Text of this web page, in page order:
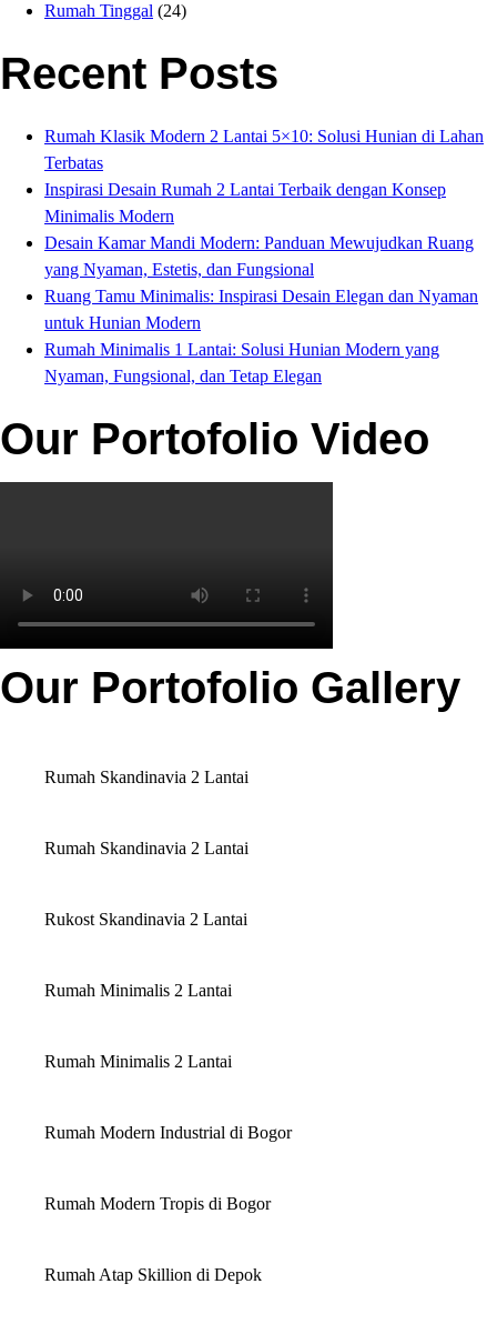
Rumah Tinggal (24)
Recent Posts
Rumah Klasik Modern 2 Lantai 5×10: Solusi Hunian di Lahan
Terbatas
Inspirasi Desain Rumah 2 Lantai Terbaik dengan Konsep
Minimalis Modern
Desain Kamar Mandi Modern: Panduan Mewujudkan Ruang
yang Nyaman, Estetis, dan Fungsional
Ruang Tamu Minimalis: Inspirasi Desain Elegan dan Nyaman
untuk Hunian Modern
Rumah Minimalis 1 Lantai: Solusi Hunian Modern yang
Nyaman, Fungsional, dan Tetap Elegan
Our Portofolio Video
Our Portofolio Gallery
Rumah Skandinavia 2 Lantai
Rumah Skandinavia 2 Lantai
Rukost Skandinavia 2 Lantai
Rumah Minimalis 2 Lantai
Rumah Minimalis 2 Lantai
Rumah Modern Industrial di Bogor
Rumah Modern Tropis di Bogor
Rumah Atap Skillion di Depok